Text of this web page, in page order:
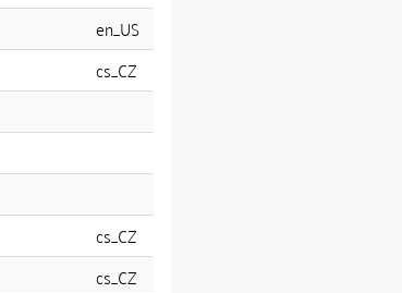
en_US
cs_CZ
cs_CZ
cs_CZ